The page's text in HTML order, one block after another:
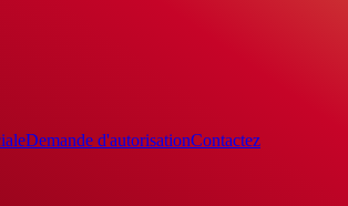
Demande d'autorisationContactez